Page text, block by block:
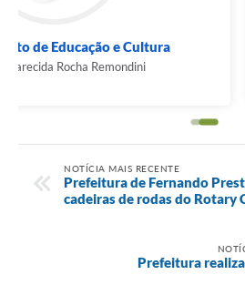
Departamento de
Daniel Baena -
NOTÍCIA MAIS RECENTE
Prefeitura de Fernando
cadeiras de rodas do Rotary
Prefeitura